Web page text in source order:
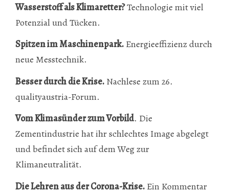
Wasserstoff als Klimaretter?Technologie mit viel
Potenzial und Tücken.
Spitzen im Maschinenpark. Energieeffizienz durch
neue Messtechnik.
Besser durch die Krise. Nachlese zum 26.
qualityaustria-Forum.
Vom Klimasünder zum Vorbild. Die
Zementindustrie hat ihr schlechtes Image abgelegt
und befindet sich auf dem Weg zur
Klimaneutralität.
Die Lehren aus der Corona-Krise. Ein Kommentar